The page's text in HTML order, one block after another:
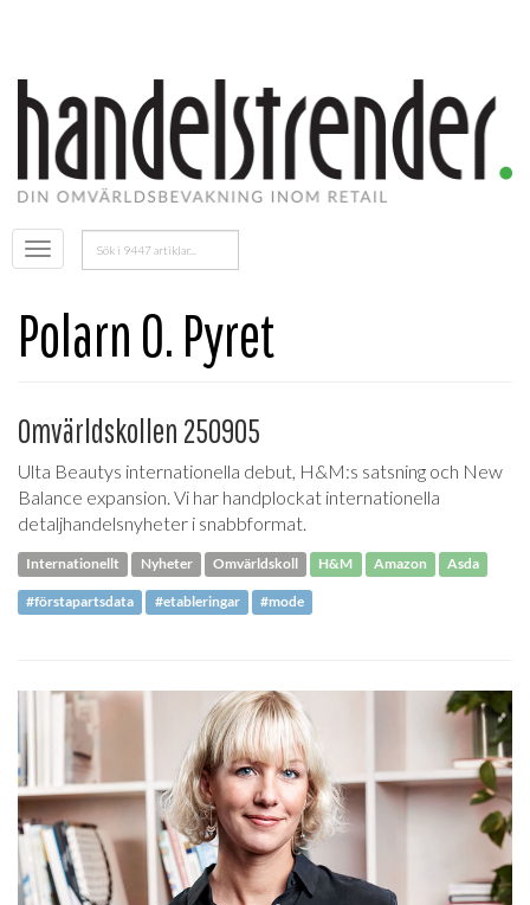
Öppna
menyn
Sök
efter:
Polarn O. Pyret
Omvärldskollen 250905
Ulta Beautys internationella debut, H&M:s satsning och New
Balance expansion. Vi har handplockat internationella
detaljhandelsnyheter i snabbformat.
Internationellt Nyheter Omvärldskoll H&M Amazon Asda
#förstapartsdata #etableringar #mode